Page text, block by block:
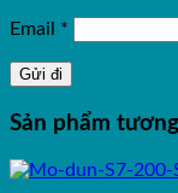
Email *
Sản phẩm